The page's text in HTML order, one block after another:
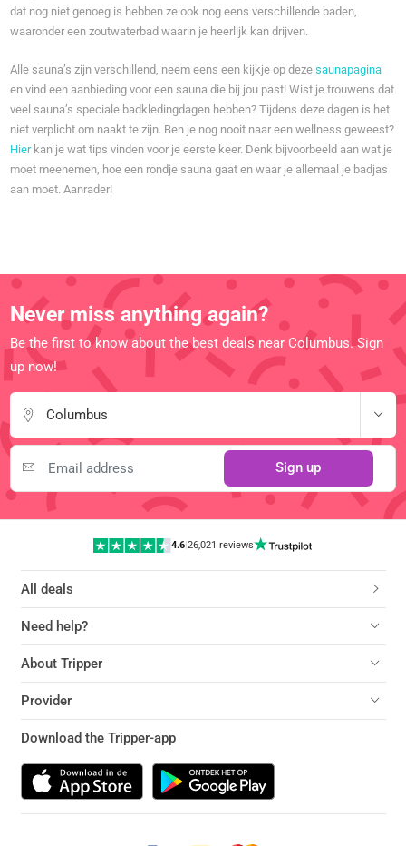
dat nog niet genoeg is hebben ze ook nog eens verschillende baden,
waaronder een zoutwaterbad waarin je heerlijk kan drijven.
Alle sauna’s zijn verschillend, neem eens een kijkje op dezesaunapagina
en vind een aanbieding voor een sauna die bij jou past! Wist je trouwens dat
veel sauna’s speciale badkledingdagen hebben? Tijdens deze dagen is het
niet verplicht om naakt te zijn. Ben je nog nooit naar een wellness geweest?
Hierkan je wat tips vinden voor je eerste keer. Denk bijvoorbeeld aan wat je
moet meenemen, hoe een rondje sauna gaat en waar je allemaal je badjas
aan moet. Aanrader!
Never miss anything again?
Be the first to know about the best deals near Columbus. Sign
up now!
Columbus
Sign up
4.6| 26,021 reviews
All deals
Need help?
About Tripper
Provider
Download the Tripper-app